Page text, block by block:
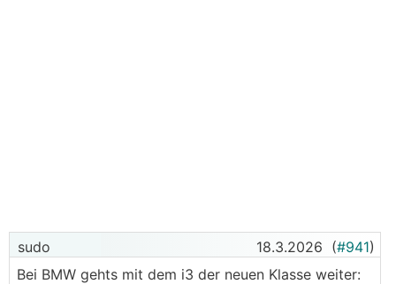
sudo 18.3.2026 (#941)
Bei BMW gehts mit dem i3 der neuen Klasse weiter: